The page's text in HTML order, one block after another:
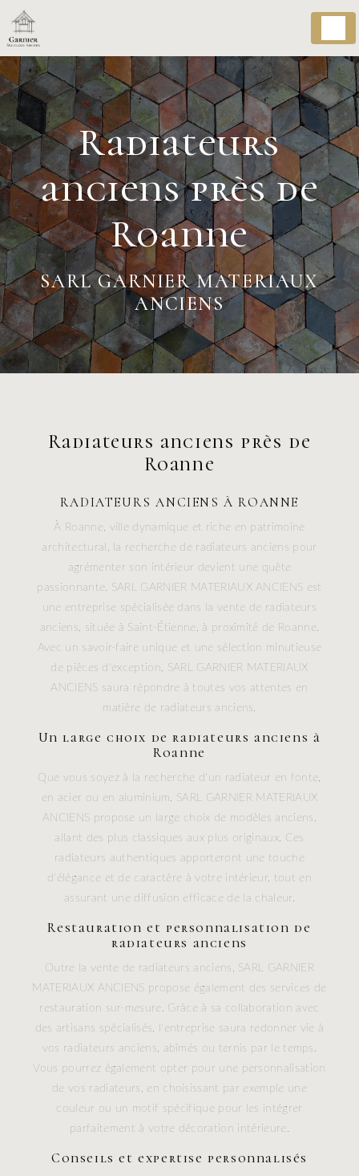
Radiateurs
anciens près de
Roanne
SARL GARNIER MATERIAUX
ANCIENS
Radiateurs anciens près de
Roanne
RADIATEURS ANCIENS À ROANNE
À Roanne, ville dynamique et riche en patrimoine
architectural, la recherche de radiateurs anciens pour
agrémenter son intérieur devient une quête
passionnante. SARL GARNIER MATERIAUX ANCIENS est
une entreprise spécialisée dans la vente de radiateurs
anciens, située à Saint-Étienne, à proximité de Roanne.
Avec un savoir-faire unique et une sélection minutieuse
de pièces d'exception, SARL GARNIER MATERIAUX
ANCIENS saura répondre à toutes vos attentes en
matière de radiateurs anciens.
Un large choix de radiateurs anciens à
Roanne
Que vous soyez à la recherche d'un radiateur en fonte,
en acier ou en aluminium, SARL GARNIER MATERIAUX
ANCIENS propose un large choix de modèles anciens,
allant des plus classiques aux plus originaux. Ces
radiateurs authentiques apporteront une touche
d'élégance et de caractère à votre intérieur, tout en
assurant une diffusion efficace de la chaleur.
Restauration et personnalisation de
radiateurs anciens
Outre la vente de radiateurs anciens, SARL GARNIER
MATERIAUX ANCIENS propose également des services de
restauration sur-mesure. Grâce à sa collaboration avec
des artisans spécialisés, l'entreprise saura redonner vie à
vos radiateurs anciens, abîmés ou ternis par le temps.
Vous pourrez également opter pour une personnalisation
de vos radiateurs, en choisissant par exemple une
couleur ou un motif spécifique pour les intégrer
parfaitement à votre décoration intérieure.
Conseils et expertise personnalisés
Panneau de gestion des cookies